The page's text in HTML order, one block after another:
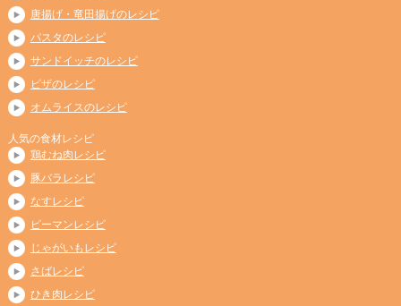
唐揚げ・竜田揚げのレシピ
パスタのレシピ
サンドイッチのレシピ
ピザのレシピ
オムライスのレシピ
人気の食材レシピ
鶏むね肉レシピ
豚バラレシピ
なすレシピ
ピーマンレシピ
じゃがいもレシピ
さばレシピ
ひき肉レシピ